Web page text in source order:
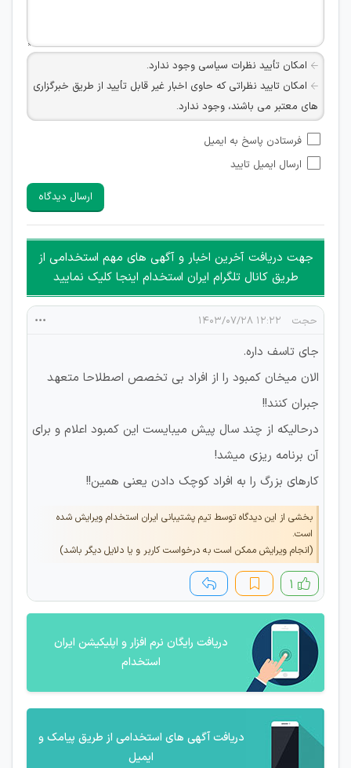
امکان تأیید نظرات سیاسی وجود ندارد.
امکان تایید نظراتی که حاوی اخبار غیر قابل تأیید از طریق خبرگزاری
های معتبر می باشند، وجود ندارد.
شبکه های مجازی ارتباطی می باشند وجود ندارد.
امکان تأیید نظرات کاربرانی که به هر طریقی قصد مأیوس کردن
هرگونه تحریک، تحقیر و کنایه به سایر افراد (مسئول و غیر مسئول)
غیر مجاز می باشد.
امکان هماهنگی برای هرگونه ملاقات حضوری چه به صورت دسته
جمعی و چه فردی توسط کاربران سایت وجود ندارد.
فرستادن پاسخ به ایمیل
ارسال ایمیل تایید
ارسال دیدگاه
جهت دریافت آخرین اخبار و آگهی های مهم استخدامی از
طریق کانال تلگرام ایران استخدام اینجا کلیک نمایید
حجت ۱۲:۲۲ ۱۴۰۳/۰۷/۲۸
جای تاسف داره.
الان میخان کمبود را از افراد بی تخصص اصطلاحا متعهد
جبران کنند!!
درحالیکه از چند سال پیش میبایست این کمبود اعلام و برای
آن برنامه ریزی میشد!
کارهای بزرگ را به افراد کوچک دادن یعنی همین!!
بخشی از این دیدگاه توسط تیم پشتیبانی ایران استخدام ویرایش شده
است.
(انجام ویرایش ممکن است به درخواست کاربر و یا دلایل دیگر باشد)
۱
دریافت رایگان نرم افزار و اپلیکیشن ایران
استخدام
دریافت آگهی های استخدامی از طریق پیامک و
ایمیل